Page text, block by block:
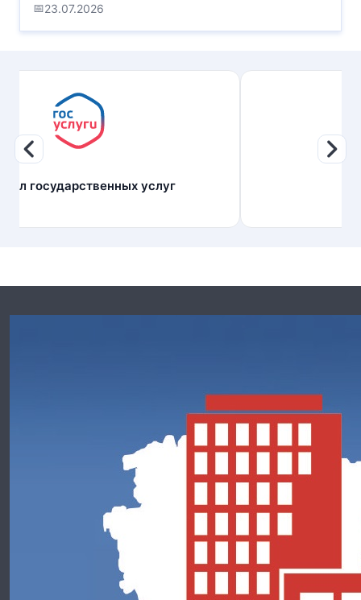
📅23.07.2026
Предыдущий слайд
государственных услуг